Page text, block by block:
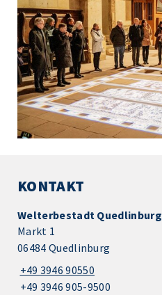
KONTAKT
Welterbestadt Quedlinburg
Markt 1
06484 Quedlinburg
+49 3946 90550
+49 3946 905-9500